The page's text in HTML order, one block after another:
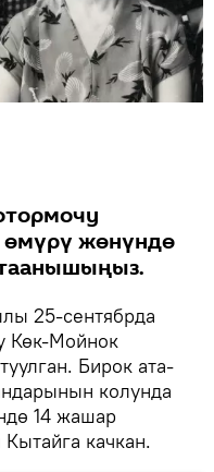
жөнүндө
25-сентябрда
Көк-Мойнок
Бирок ата-
колунда
14 жашар
качкан.